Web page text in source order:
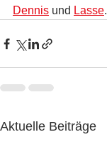
Dennis und Lasse.
Aktuelle Beiträge